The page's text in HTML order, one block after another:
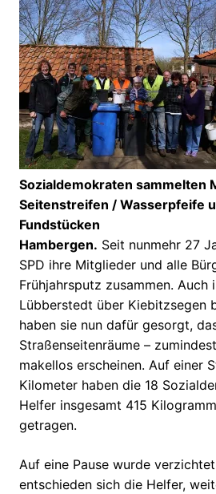
Sozialdemokraten sammelten
Seitenstreifen / Wasserpfeife
Fundstücken
Hambergen. Seit nunmehr 27
SPD ihre Mitglieder und alle
Frühjahrsputz zusammen. Auch
Lübberstedt über Kiebitzsegen
haben sie nun dafür gesorgt,
Straßenseitenräume –
makellos erscheinen. Auf einer
Kilometer haben die 18
Helfer insgesamt 415
getragen.
Auf eine Pause wurde
entschieden sich die Helfer,